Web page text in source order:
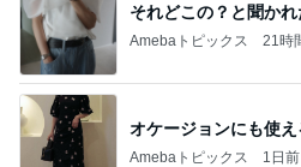
オケージョンにも使
Amebaトピックス 1日前
長年一緒にいる旦那
Amebaトピックス 1日前